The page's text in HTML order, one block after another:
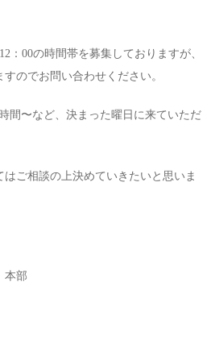
：00の時間帯を募集しておりますが、
のでお問い合わせください。
間〜など、決まった曜日に来ていただ
ご相談の上決めていきたいと思いま
本部